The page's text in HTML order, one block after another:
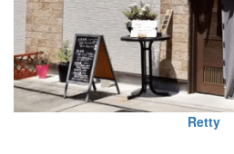
Retty